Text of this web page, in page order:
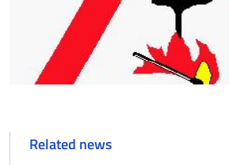
Related news